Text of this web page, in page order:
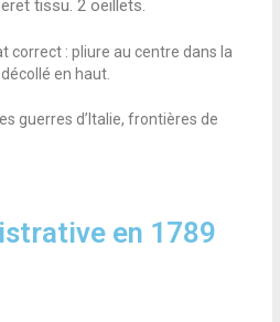
tissu. 2 oeillets.
correct : pliure au centre dans la
en haut.
guerres d’Italie, frontières de
en 1789